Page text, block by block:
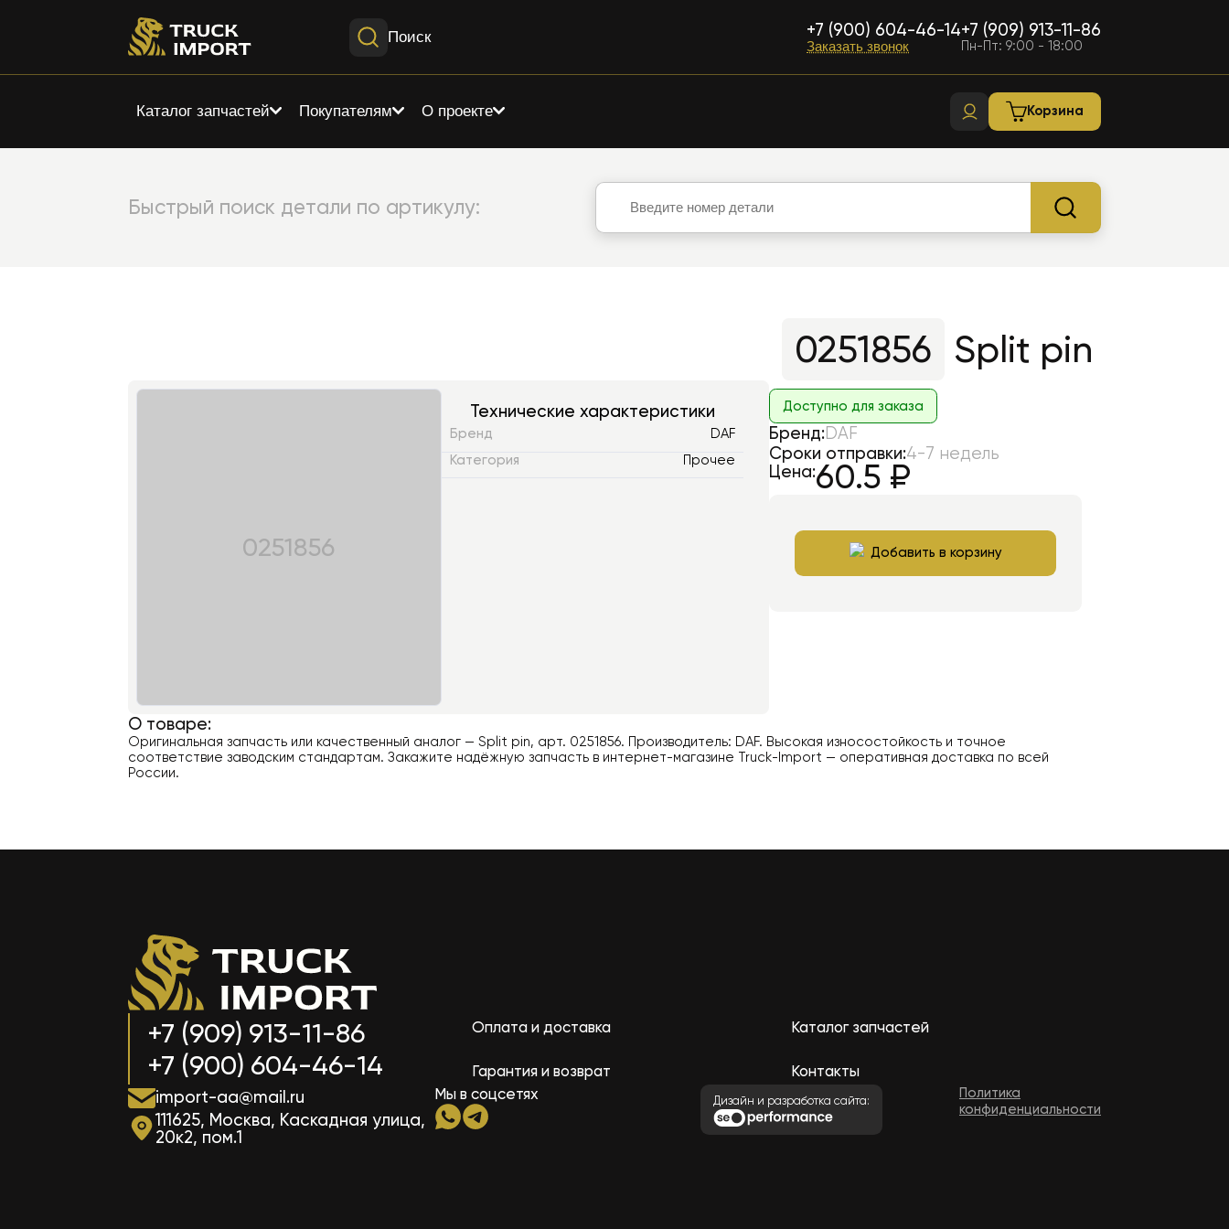
Поиск +7 (900) 604-46-14
Заказать звонок
+7 (909) 913-11-86
Пн-Пт: 9:00 - 18:00
Каталог запчастей Покупателям О проекте Корзина
Быстрый поиск детали по артикулу:
Split pin
0251856
0251856
Технические характеристики
Бренд
DAF
Категория
Прочее
Доступно для заказа
Бренд:DAF
Сроки отправки:4-7 недель
Цена:60.5 ₽
Добавить в корзину
О товаре:
Оригинальная запчасть или качественный аналог — Split pin, арт. 0251856. Производитель: DAF. Высокая износостойкость и точное
соответствие заводским стандартам. Закажите надёжную запчасть в интернет-магазине Truck-Import — оперативная доставка по всей
России.
+7 (909) 913-11-86
+7 (900) 604-46-14
Оплата и доставка
Гарантия и возврат
Каталог запчастей
Контакты
import-aa@mail.ru
111625, Москва, Каскадная улица,
20к2, пом.1
Мы в соцсетях Дизайн и разработка сайта:
Политика
конфиденциальности